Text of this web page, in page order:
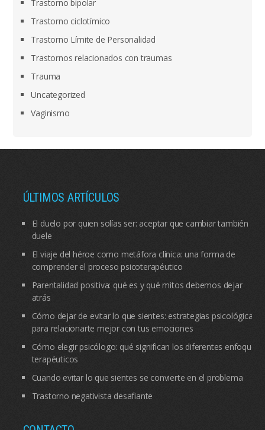
Trastorno bipolar
Trastorno ciclotímico
Trastorno Límite de Personalidad
Trastornos relacionados con traumas
Trauma
Uncategorized
Vaginismo
ÚLTIMOS ARTÍCULOS
El duelo por quien solías ser: aceptar que cambiar también
duele
El viaje del héroe como metáfora clínica: una forma de
comprender el proceso psicoterapéutico
Parentalidad positiva: qué es y qué mitos debemos dejar
atrás
Cómo dejar de evitar lo que sientes: estrategias psicológicas
para relacionarte mejor con tus emociones
Cómo elegir psicólogo: qué significan los diferentes enfoques
terapéuticos
Cuando evitar lo que sientes se convierte en el problema
Trastorno negativista desafiante